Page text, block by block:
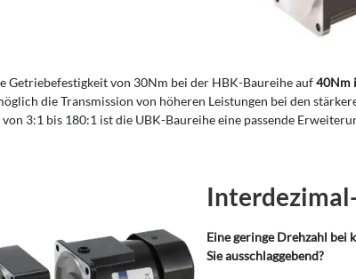
Getriebefestigkeit von 30Nm bei der HBK-Baureihe auf40Nm
die Transmission von höheren Leistungen bei den
3:1 bis 180:1 ist die UBK-Baureihe eine passende
Eine geringe Drehzahl
Sie ausschlaggebend?